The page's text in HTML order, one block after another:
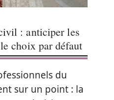
: anticiper les
choix par défaut
du
sur un point : la